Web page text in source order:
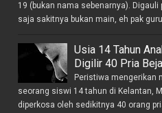
19 (bukan nama sebenarnya). Digauli
saja sakitnya bukan main, eh pak
Usia 14 Tahun
Digilir 40 Pria
Peristiwa mengerikan
seorang siswi 14 tahun di Kelantan,
diperkosa oleh sedikitnya 40 orang